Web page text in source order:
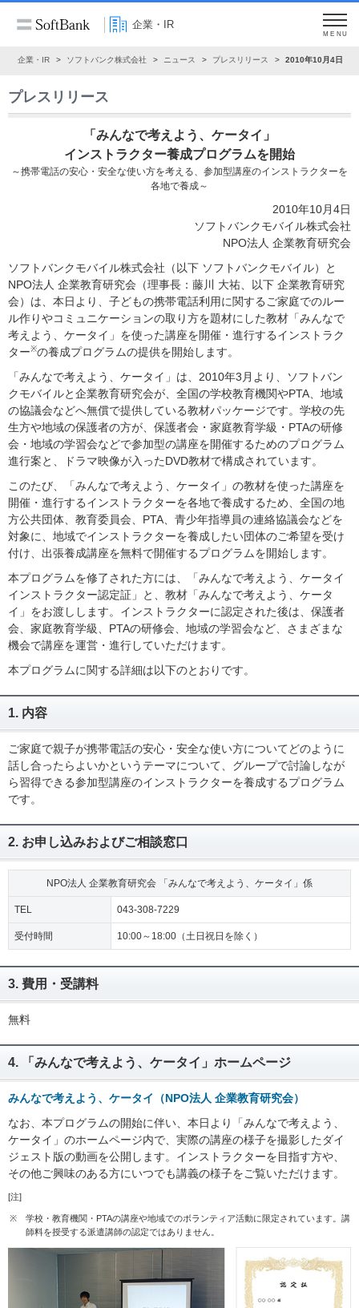
企業・IR
MENU
企業・IR ソフトバンク株式会社 ニュース プレスリリース 2010年10月4日
プレスリリース
「みんなで考えよう、ケータイ」
インストラクター養成プログラムを開始
～携帯電話の安心・安全な使い方を考える、参加型講座のインストラクターを
各地で養成～
2010年10月4日
ソフトバンクモバイル株式会社
NPO法人 企業教育研究会
ソフトバンクモバイル株式会社（以下 ソフトバンクモバイル）と
NPO法人 企業教育研究会（理事長：藤川 大祐、以下 企業教育研究
会）は、本日より、子どもの携帯電話利用に関するご家庭でのルー
ル作りやコミュニケーションの取り方を題材にした教材「みんなで
考えよう、ケータイ」を使った講座を開催・進行するインストラク
ター※の養成プログラムの提供を開始します。
「みんなで考えよう、ケータイ」は、2010年3月より、ソフトバン
クモバイルと企業教育研究会が、全国の学校教育機関やPTA、地域
の協議会などへ無償で提供している教材パッケージです。学校の先
生方や地域の保護者の方が、保護者会・家庭教育学級・PTAの研修
会・地域の学習会などで参加型の講座を開催するためのプログラム
進行案と、ドラマ映像が入ったDVD教材で構成されています。
このたび、「みんなで考えよう、ケータイ」の教材を使った講座を
開催・進行するインストラクターを各地で養成するため、全国の地
方公共団体、教育委員会、PTA、青少年指導員の連絡協議会などを
対象に、地域でインストラクターを養成したい団体のご希望を受け
付け、出張養成講座を無料で開催するプログラムを開始します。
本プログラムを修了された方には、「みんなで考えよう、ケータイ
インストラクター認定証」と、教材「みんなで考えよう、ケータ
イ」をお渡しします。インストラクターに認定された後は、保護者
会、家庭教育学級、PTAの研修会、地域の学習会など、さまざまな
機会で講座を運営・進行していただけます。
本プログラムに関する詳細は以下のとおりです。
1. 内容
ご家庭で親子が携帯電話の安心・安全な使い方についてどのように
話し合ったらよいかというテーマについて、グループで討論しなが
ら習得できる参加型講座のインストラクターを養成するプログラム
です。
2. お申し込みおよびご相談窓口
NPO法人 企業教育研究会 「みんなで考えよう、ケータイ」係
TEL 043-308-7229
受付時間 10:00～18:00（土日祝日を除く）
3. 費用・受講料
無料
4. 「みんなで考えよう、ケータイ」ホームページ
みんなで考えよう、ケータイ（NPO法人 企業教育研究会）
なお、本プログラムの開始に伴い、本日より「みんなで考えよう、
ケータイ」のホームページ内で、実際の講座の様子を撮影したダイ
ジェスト版の動画を公開します。インストラクターを目指す方や、
その他ご興味のある方にいつでも講義の様子をご覧いただけます。
[注]
※
学校・教育機関・PTAの講座や地域でのボランティア活動に限定されています。講
師料を授受する派遣講師の認定ではありません。